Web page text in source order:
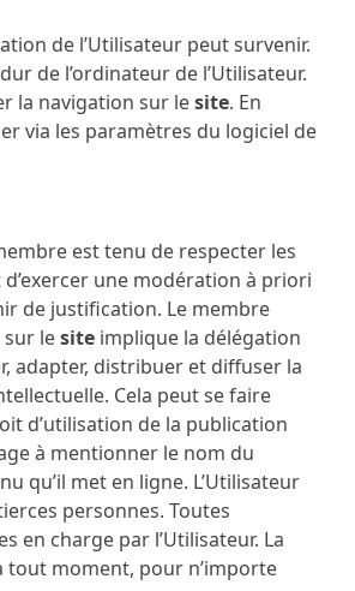
de l’Utilisateur peut survenir.
de l’ordinateur de l’Utilisateur.
la navigation sur lesite. En
via les paramètres du logiciel de
est tenu de respecter les
une modération à priori
de justification. Le membre
sur lesite implique la délégation
adapter, distribuer et diffuser la
Cela peut se faire
d’utilisation de la publication
à mentionner le nom du
qu’il met en ligne. L’Utilisateur
personnes. Toutes
en charge par l’Utilisateur. La
tout moment, pour n’importe